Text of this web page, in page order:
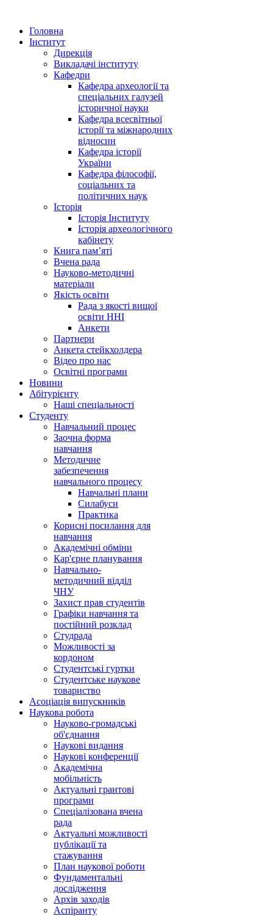
Головна
Інститут
Дирекція
Викладачі інституту
Кафедри
Кафедра археології та
спеціальних галузей
історичної науки
Кафедра всесвітньої
історії та міжнародних
відносин
Кафедра історії
України
Кафедра філософії,
соціальних та
політичних наук
Історія
Історія Інституту
Історія археологічного
кабінету
Книга памʼяті
Вчена рада
Науково-методичні
матеріали
Якість освіти
Рада з якості вищої
освіти ННІ
Анкети
Партнери
Анкета стейкхолдера
Відео про нас
Освітні програми
Hовини
Абітурієнту
Наші спеціальності
Студенту
Навчальний процес
Заочна форма
навчання
Методичне
забезпечення
навчального процесу
Навчальні плани
Силабуси
Практика
Корисні посилання для
навчання
Академічні обміни
Кар'єрне планування
Навчально-
методичний відділ
ЧНУ
Захист прав студентів
Графіки навчання та
постійний розклад
Студрада
Можливості за
кордоном
Студентські гуртки
Студентське наукове
товариство
Асоціація випускників
Наукова робота
Науково-громадські
об'єднання
Наукові видання
Наукові конференції
Академічна
мобільність
Актуальні грантові
програми
Спеціалізована вчена
рада
Актуальні можливості
публікації та
стажування
План наукової роботи
Фундаментальні
дослідження
Архів заходів
Аспіранту